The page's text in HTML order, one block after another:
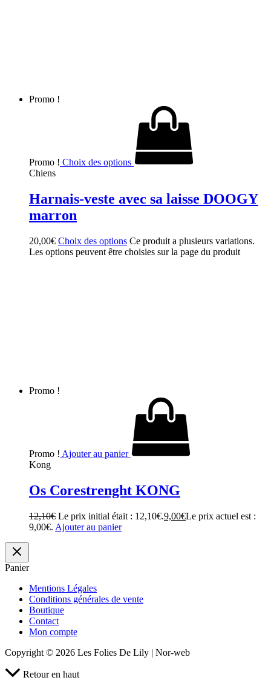
Promo !
Promo ! Choix des options
Chiens
Harnais-veste avec sa laisse DOOGY
marron
20,00€ Choix des options Ce produit a plusieurs variations.
Les options peuvent être choisies sur la page du produit
Promo !
Promo ! Ajouter au panier
Kong
Os Corestrenght KONG
12,10€ Le prix initial était : 12,10€.9,00€Le prix actuel est :
9,00€. Ajouter au panier
Panier
Mentions Légales
Conditions générales de vente
Boutique
Contact
Mon compte
Copyright © 2026 Les Folies De Lily | Nor-web
Retour en haut